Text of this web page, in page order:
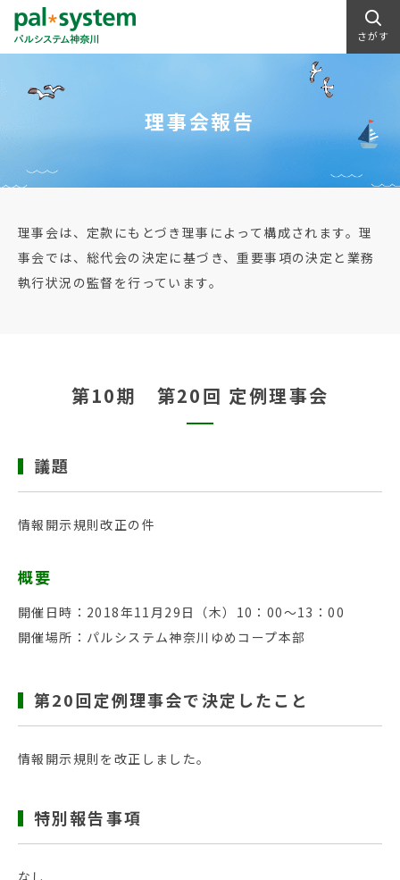
さがす
理事会報告
理事会は、定款にもとづき理事によって構成されます。理
事会では、総代会の決定に基づき、重要事項の決定と業務
執行状況の監督を行っています。
第10期 第20回 定例理事会
議題
情報開示規則改正の件
概要
開催日時：2018年11月29日（木）10：00〜13：00
開催場所：パルシステム神奈川ゆめコープ本部
第20回定例理事会で決定したこと
情報開示規則を改正しました。
特別報告事項
なし